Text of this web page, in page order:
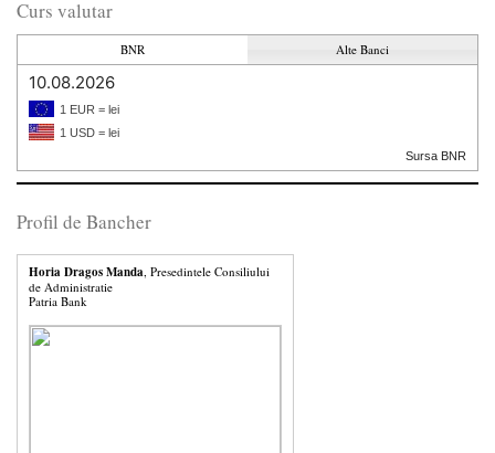
Curs valutar
BNR Alte Banci
10.08.2026
1 EUR = lei
1 USD = lei
Sursa BNR
Profil de Bancher
Horia Dragos Manda , Presedintele Consiliului
de Administratie
Patria Bank